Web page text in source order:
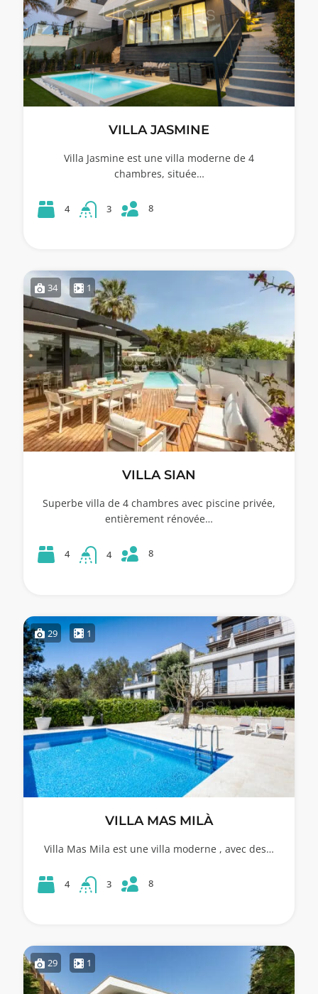
VILLA JASMINE
Villa Jasmine est une villa moderne de 4
chambres, située…
4 3 8
34 1
VILLA SIAN
Superbe villa de 4 chambres avec piscine privée,
entièrement rénovée…
4 4 8
29 1
VILLA MAS MILÀ
Villa Mas Mila est une villa moderne , avec des…
4 3 8
29 1